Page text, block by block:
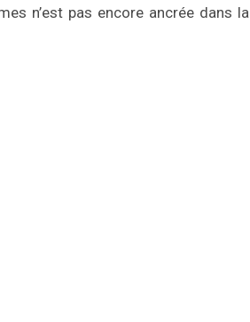
n’est pas encore ancrée dans la